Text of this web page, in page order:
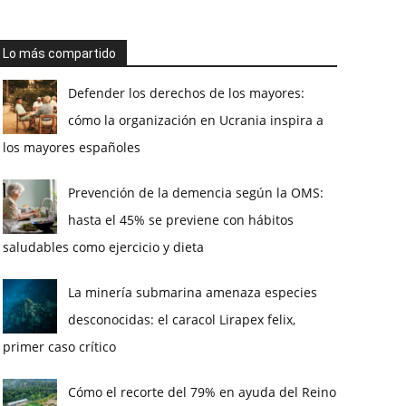
Lo más compartido
Defender los derechos de los mayores:
cómo la organización en Ucrania inspira a
los mayores españoles
Prevención de la demencia según la OMS:
hasta el 45% se previene con hábitos
saludables como ejercicio y dieta
La minería submarina amenaza especies
desconocidas: el caracol Lirapex felix,
primer caso crítico
Cómo el recorte del 79% en ayuda del Reino